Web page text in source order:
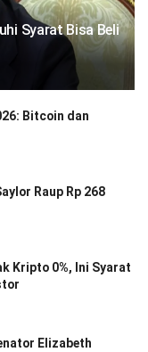
Syarat Bisa Beli
Bitcoin dan
Raup Rp 268
Kripto 0%, Ini Syarat
Elizabeth